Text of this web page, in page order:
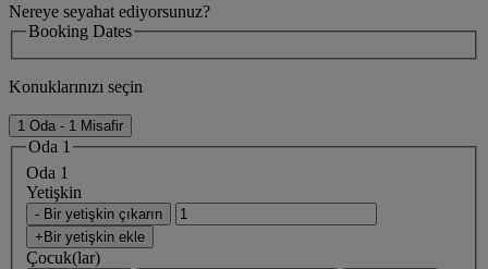
Nereye seyahat ediyorsunuz?
Booking Dates
Konuklarınızı seçin
1 Oda - 1 Misafir
Oda 1
Oda 1
Yetişkin
- Bir yetişkin çıkarın
+Bir yetişkin ekle
Çocuk(lar)